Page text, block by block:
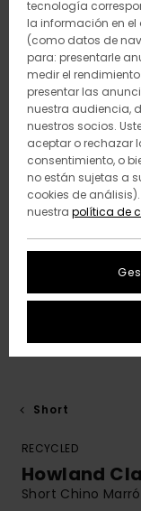
Short
RECYCLED
Howland
Short Chino
tecnología
la información en el
(como datos de
para: presentarle
medir el
presentar las
nuestra audiencia,
nuestros socios.
aceptar o rechazar
consentimiento, o
no están sujetas a
cookies de
nuestra política de